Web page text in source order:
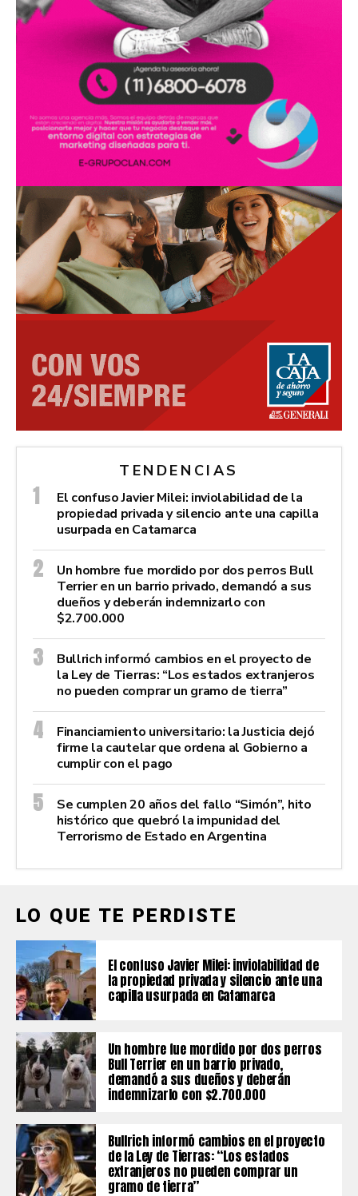
TENDENCIAS
El confuso Javier Milei: inviolabilidad de la
propiedad privada y silencio ante una capilla
usurpada en Catamarca
Un hombre fue mordido por dos perros Bull
Terrier en un barrio privado, demandó a sus
dueños y deberán indemnizarlo con
$2.700.000
Bullrich informó cambios en el proyecto de
la Ley de Tierras: “Los estados extranjeros
no pueden comprar un gramo de tierra”
Financiamiento universitario: la Justicia dejó
firme la cautelar que ordena al Gobierno a
cumplir con el pago
Se cumplen 20 años del fallo “Simón”, hito
histórico que quebró la impunidad del
Terrorismo de Estado en Argentina
LO QUE TE PERDISTE
El confuso Javier Milei: inviolabilidad de
la propiedad privada y silencio ante una
capilla usurpada en Catamarca
Un hombre fue mordido por dos perros
Bull Terrier en un barrio privado,
demandó a sus dueños y deberán
indemnizarlo con $2.700.000
Bullrich informó cambios en el proyecto
de la Ley de Tierras: “Los estados
extranjeros no pueden comprar un
gramo de tierra”